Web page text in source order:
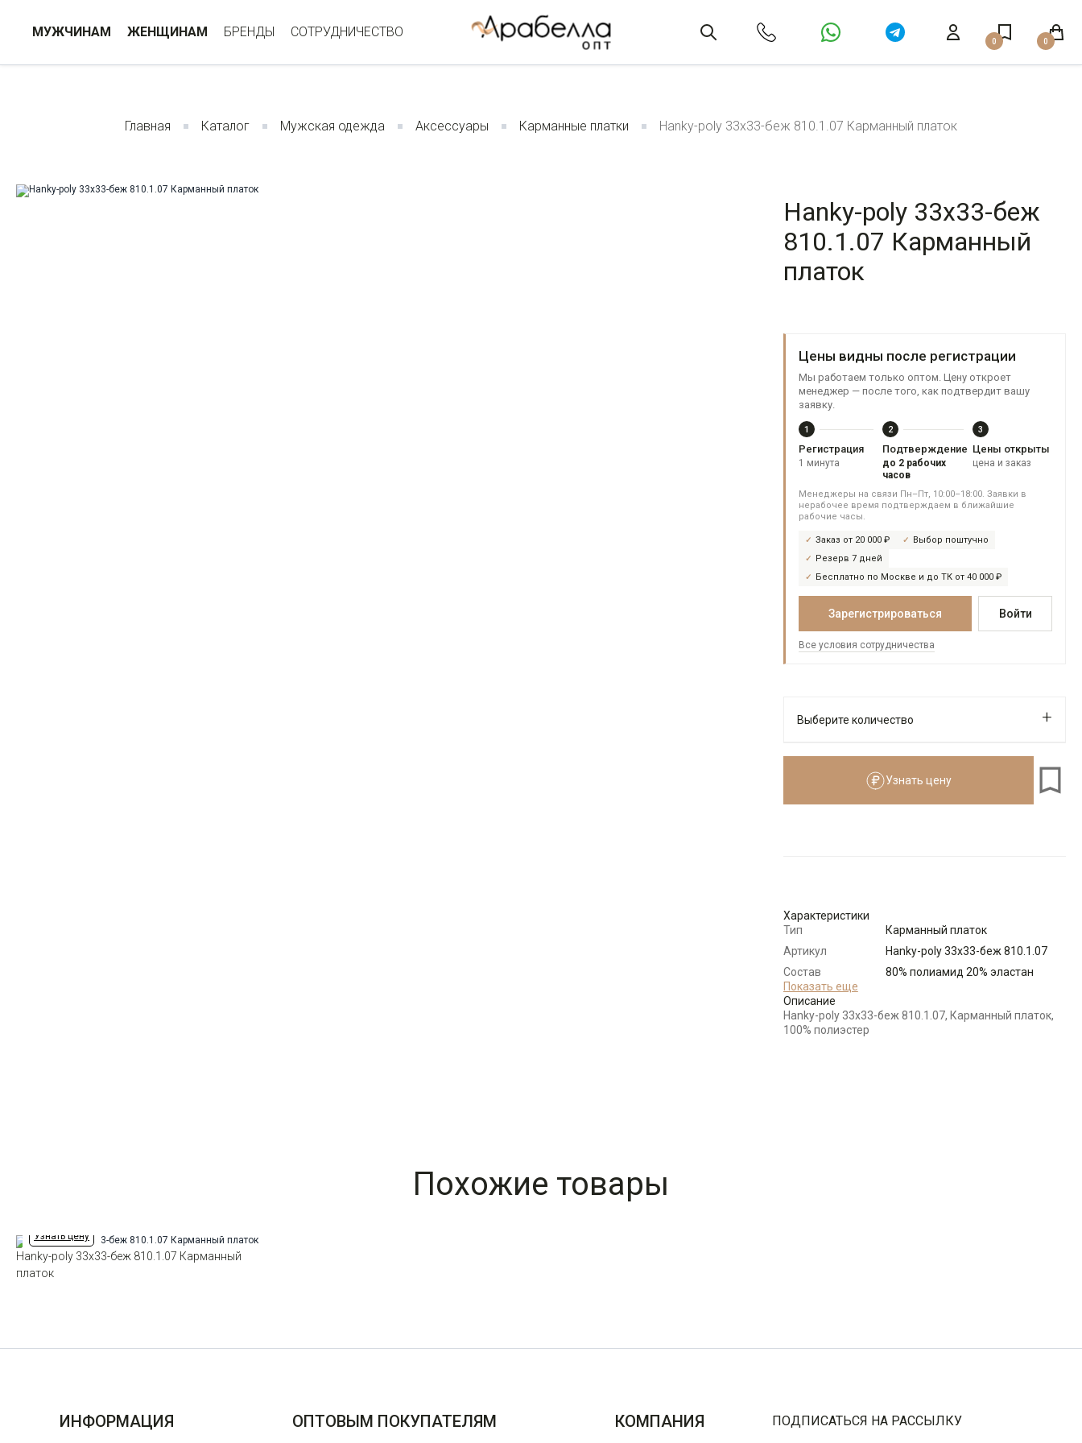
МУЖЧИНАМ ЖЕНЩИНАМ БРЕНДЫ СОТРУДНИЧЕСТВО
0 0
Главная Каталог Мужская одежда Аксессуары Карманные платки Hanky-poly 33х33-беж 810.1.07 Карманный платок
Hanky-poly 33х33-беж
810.1.07 Карманный
платок
Цены видны после регистрации
Мы работаем только оптом. Цену откроет
менеджер — после того, как подтвердит вашу
заявку.
1
Регистрация
1 минута
2
Подтверждение
до 2 рабочих
часов
3
Цены открыты
цена и заказ
Менеджеры на связи Пн–Пт, 10:00–18:00. Заявки в
нерабочее время подтверждаем в ближайшие
рабочие часы.
Заказ от 20 000 ₽
Выбор поштучно
Резерв 7 дней
Бесплатно по Москве и до ТК от 40 000 ₽
Зарегистрироваться Войти
Все условия сотрудничества
Выберите количество
Узнать цену
Характеристики
Тип
Карманный платок
Артикул
Hanky-poly 33х33-беж 810.1.07
Состав
сырья
80% полиамид 20% эластан
Бренд
Цвет
Показать еще
Описание
Hanky-poly 33х33-беж 810.1.07, Карманный платок,
100% полиэстер
Похожие товары
Узнать цену
Hanky-poly 33х33-беж 810.1.07 Карманный
платок
ИНФОРМАЦИЯ ОПТОВЫМ ПОКУПАТЕЛЯМ КОМПАНИЯ ПОДПИСАТЬСЯ НА РАССЫЛКУ